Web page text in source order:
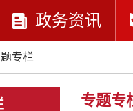
政务资讯
专栏
专题专